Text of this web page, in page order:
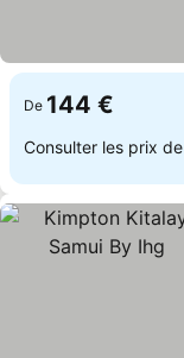
De 144 €
Consulter les prix de